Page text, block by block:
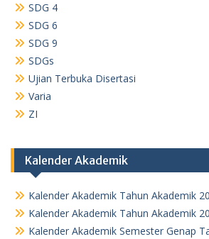
SDG 4
SDG 6
SDG 9
SDGs
Ujian Terbuka Disertasi
Varia
ZI
Kalender Akademik
Kalender Akademik Tahun Akademik
Kalender Akademik Tahun Akademik
Kalender Akademik Semester Genap